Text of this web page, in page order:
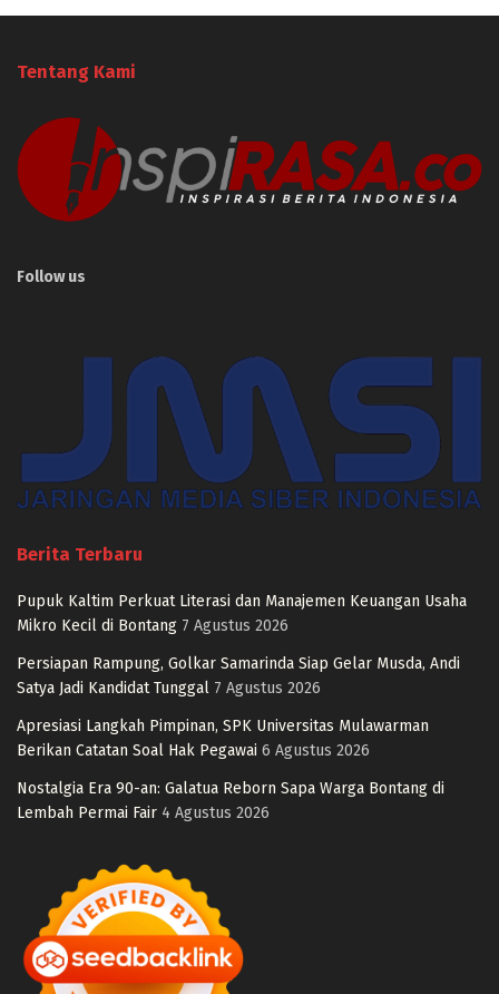
Tentang Kami
Follow us
Berita Terbaru
Pupuk Kaltim Perkuat Literasi dan Manajemen Keuangan Usaha
Mikro Kecil di Bontang 7 Agustus 2026
Persiapan Rampung, Golkar Samarinda Siap Gelar Musda, Andi
Satya Jadi Kandidat Tunggal 7 Agustus 2026
Apresiasi Langkah Pimpinan, SPK Universitas Mulawarman
Berikan Catatan Soal Hak Pegawai 6 Agustus 2026
Nostalgia Era 90-an: Galatua Reborn Sapa Warga Bontang di
Lembah Permai Fair 4 Agustus 2026